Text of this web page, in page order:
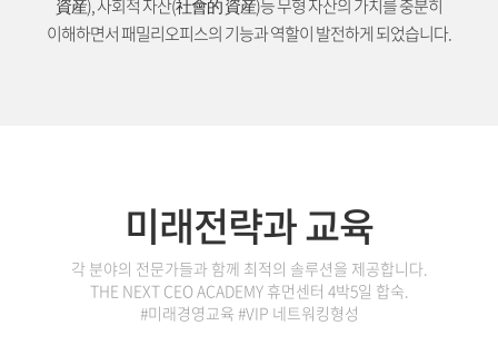
資産), 사회적 자산(社會的 資産)등 무형 자산의 가치를 충분히
이해하면서 패밀리오피스의 기능과 역할이 발전하게 되었습니다.
미래전략과 교육
각 분야의 전문가들과 함께 최적의 솔루션을 제공합니다.
THE NEXT CEO ACADEMY 휴먼센터 4박5일 합숙.
#미래경영교육 #VIP 네트워킹형성